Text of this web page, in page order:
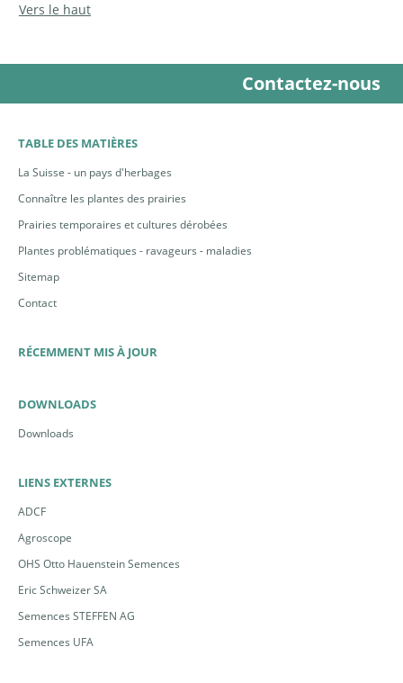
Vers le haut
Contactez-nous
TABLE DES MATIÈRES
La Suisse - un pays d'herbages
Connaître les plantes des prairies
Prairies temporaires et cultures dérobées
Plantes problématiques - ravageurs - maladies
Sitemap
Contact
RÉCEMMENT MIS À JOUR
DOWNLOADS
Downloads
LIENS EXTERNES
ADCF
Agroscope
OHS Otto Hauenstein Semences
Eric Schweizer SA
Semences STEFFEN AG
Semences UFA